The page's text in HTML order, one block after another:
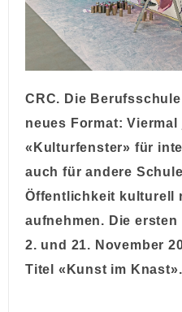
CRC. Die
neues Format:
«Kulturfenster» für
auch für andere
Öffentlichkeit kulturell
aufnehmen. Die
2. und 21. November
Titel «Kunst im Knast».